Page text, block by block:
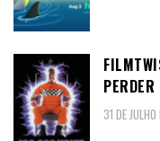
PERDER
31 DE